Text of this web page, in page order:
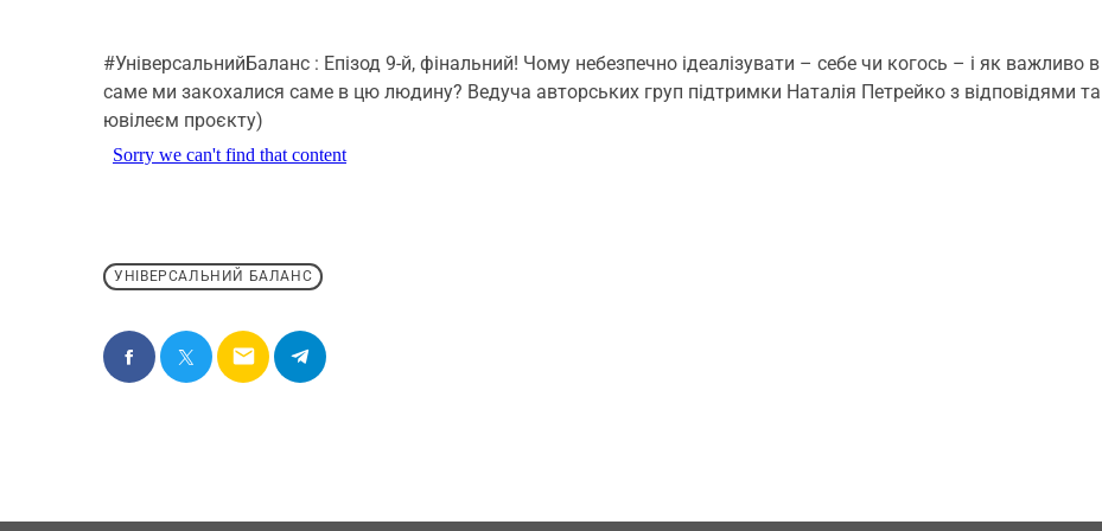
#УніверсальнийБаланс : Епізод 9-й, фінальний! Чому небезпечно ідеалізувати – себе чи когось – і як важливо
саме ми закохалися саме в цю людину? Ведуча авторських груп підтримки Наталія Петрейко з відповідями
ювілеєм проєкту)
УНІВЕРСАЛЬНИЙ БАЛАНС
email